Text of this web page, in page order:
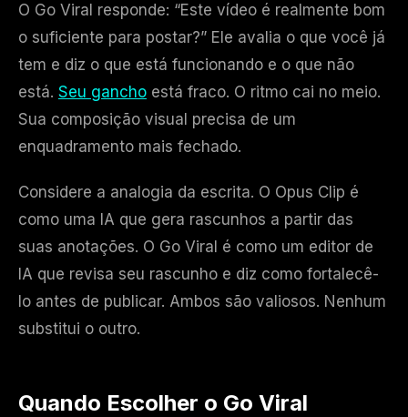
O Go Viral responde: “Este vídeo é realmente bom
o suficiente para postar?” Ele avalia o que você já
tem e diz o que está funcionando e o que não
está. Seu gancho está fraco. O ritmo cai no meio.
Sua composição visual precisa de um
enquadramento mais fechado.
Considere a analogia da escrita. O Opus Clip é
como uma IA que gera rascunhos a partir das
suas anotações. O Go Viral é como um editor de
IA que revisa seu rascunho e diz como fortalecê-
lo antes de publicar. Ambos são valiosos. Nenhum
substitui o outro.
Quando Escolher o Go Viral